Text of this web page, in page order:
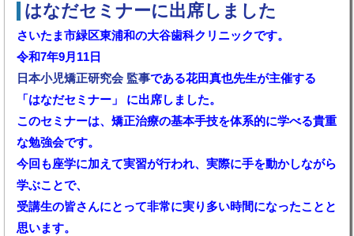
はなだセミナーに出席しました
さいたま市緑区東浦和の大谷歯科クリニックです。
令和7年9月11日
日本小児矯正研究会 監事である花田真也先生が主催する
「はなだセミナー」 に出席しました。
このセミナーは、矯正治療の基本手技を体系的に学べる貴重
な勉強会です。
今回も座学に加えて実習が行われ、実際に手を動かしながら
学ぶことで、
受講生の皆さんにとって非常に実り多い時間になったことと
思います。